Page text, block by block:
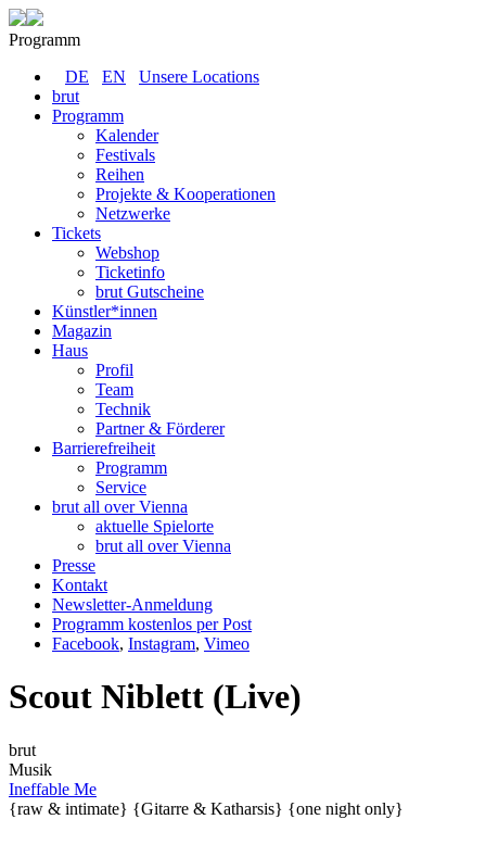
Programm
DE
EN
Unsere Locations
brut
Programm
Kalender
Festivals
Reihen
Projekte & Kooperationen
Netzwerke
Tickets
Webshop
Ticketinfo
brut Gutscheine
Künstler*innen
Magazin
Haus
Profil
Team
Technik
Partner & Förderer
Barrierefreiheit
Programm
Service
brut all over Vienna
aktuelle Spielorte
brut all over Vienna
Presse
Kontakt
Newsletter-Anmeldung
Programm kostenlos per Post
Facebook, Instagram, Vimeo
Scout Niblett (Live)
brut
Musik
Ineffable Me
{raw & intimate} {Gitarre & Katharsis} {one night only}